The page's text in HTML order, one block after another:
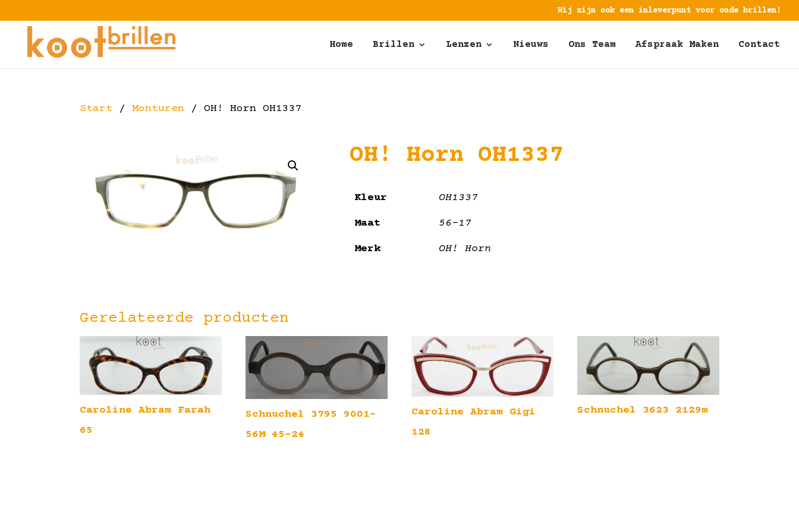
Wij zijn ook een inleverpunt voor oude brillen!
Home Brillen Lenzen Nieuws Ons Team Afspraak Maken Contact
Start /Monturen / OH! Horn OH1337
OH! Horn OH1337
Kleur OH1337
Maat 56-17
Merk OH! Horn
Gerelateerde producten
Caroline Abram Farah
65
Schnuchel 3795 9001-
56M 45-24
Caroline Abram Gigi
128
Schnuchel 3623 2129m